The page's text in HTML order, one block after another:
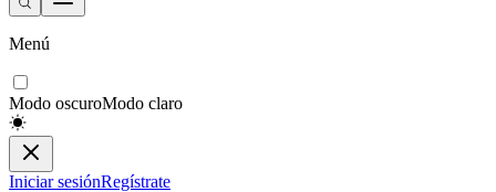
Menú
Modo oscuroModo claro
Iniciar sesiónRegístrate